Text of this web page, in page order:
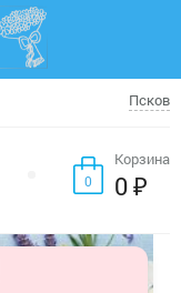
Псков
0
Корзина
0 ₽